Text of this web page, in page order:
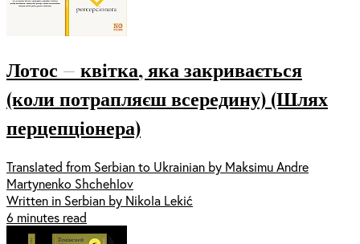
Лотос — квітка, яка закривається
(коли потрапляєш всередину) (Шлях
перцепціонера)
Translated from Serbian to Ukrainian by Maksimu Andre
Martynenko Shchehlov
Written in Serbian by Nikola Lekić
6 minutes read